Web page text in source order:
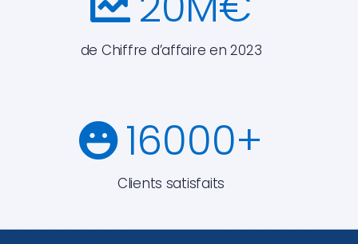
de Chiffre d’affaire en 2023
16000+
Clients satisfaits